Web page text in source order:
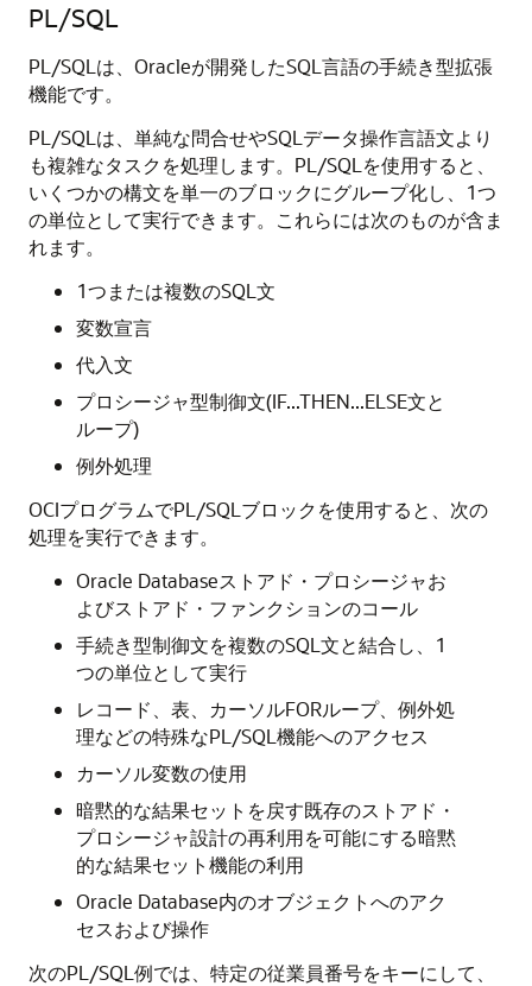
PL/SQL
PL/SQLは、Oracleが開発したSQL言語の手続き型拡張
機能です。
PL/SQLは、単純な問合せやSQLデータ操作言語文より
も複雑なタスクを処理します。PL/SQLを使用すると、
いくつかの構文を単一のブロックにグループ化し、1つ
の単位として実行できます。これらには次のものが含ま
れます。
1つまたは複数のSQL文
変数宣言
代入文
プロシージャ型制御文(IF...THEN...ELSE文と
ループ)
例外処理
OCIプログラムでPL/SQLブロックを使用すると、次の
処理を実行できます。
Oracle Databaseストアド・プロシージャお
よびストアド・ファンクションのコール
手続き型制御文を複数のSQL文と結合し、1
つの単位として実行
レコード、表、カーソルFORループ、例外処
理などの特殊なPL/SQL機能へのアクセス
カーソル変数の使用
暗黙的な結果セットを戻す既存のストアド・
プロシージャ設計の再利用を可能にする暗黙
的な結果セット機能の利用
Oracle Database内のオブジェクトへのアク
セスおよび操作
次のPL/SQL例では、特定の従業員番号をキーにして、